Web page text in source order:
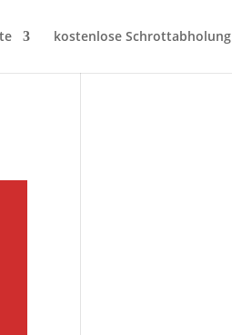
kostenlose Schrottabholung